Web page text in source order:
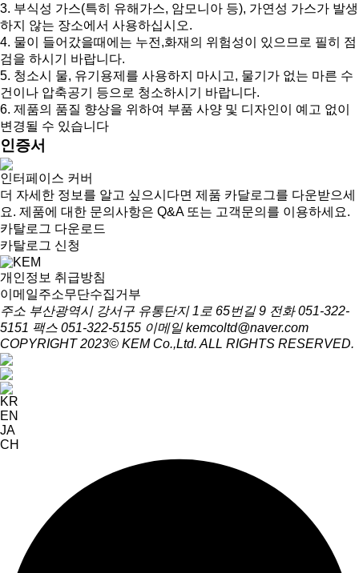
3. 부식성 가스(특히 유해가스, 암모니아 등), 가연성 가스가 발생
하지 않는 장소에서 사용하십시오.
4. 물이 들어갔을때에는 누전,화재의 위험성이 있으므로 필히 점
검을 하시기 바랍니다.
5. 청소시 물, 유기용제를 사용하지 마시고, 물기가 없는 마른 수
건이나 압축공기 등으로 청소하시기 바랍니다.
6. 제품의 품질 향상을 위하여 부품 사양 및 디자인이 예고 없이
변경될 수 있습니다
인증서
인터페이스 커버
더 자세한 정보를 알고 싶으시다면 제품 카달로그를 다운받으세
요. 제품에 대한 문의사항은 Q&A 또는 고객문의를 이용하세요.
카탈로그 다운로드
카탈로그 신청
개인정보 취급방침
이메일주소무단수집거부
주소 부산광역시 강서구 유통단지 1로 65번길 9 전화 051-322-
5151 팩스 051-322-5155 이메일 kemcoltd@naver.com
COPYRIGHT 2023© KEM Co.,Ltd. ALL RIGHTS RESERVED.
KR
EN
JA
CH